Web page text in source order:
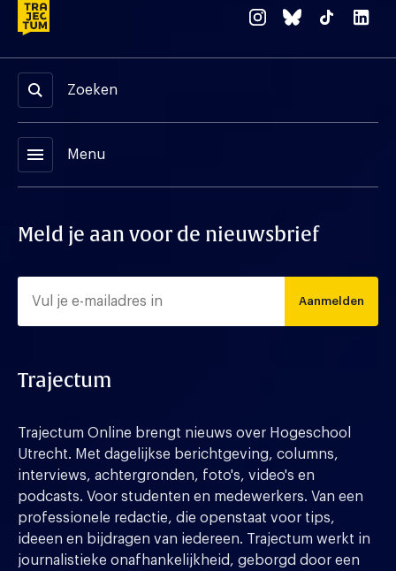
Zoeken
menu Menu
Meld je aan voor de nieuwsbrief
Aanmelden
Trajectum
Trajectum Online brengt nieuws over Hogeschool
Utrecht. Met dagelijkse berichtgeving, columns,
interviews, achtergronden, foto's, video's en
podcasts. Voor studenten en medewerkers. Van een
professionele redactie, die openstaat voor tips,
ideeen en bijdragen van iedereen. Trajectum werkt in
journalistieke onafhankelijkheid, geborgd door een